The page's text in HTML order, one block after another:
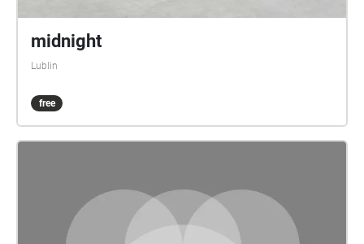
midnight
Lublin
free